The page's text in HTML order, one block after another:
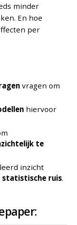
minder
En hoe
per
vragen om
hiervoor
te
inzicht
ruis.